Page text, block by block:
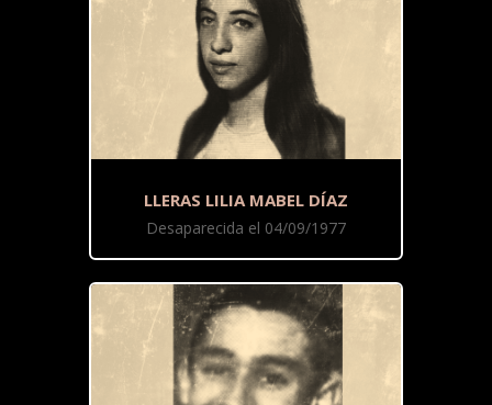
LLERAS LILIA MABEL DÍAZ
Desaparecida el 04/09/1977